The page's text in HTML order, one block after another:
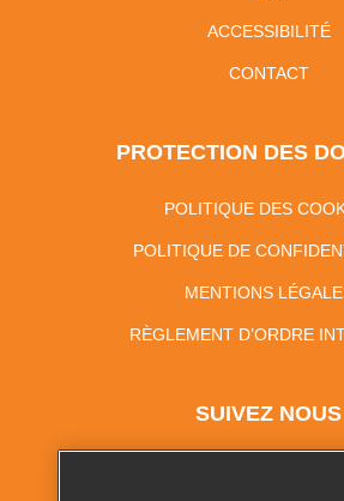
ACCESSIBILITÉ
CONTACT
PROTECTION DES
POLITIQUE DES
POLITIQUE DE
MENTIONS
RÈGLEMENT D’ORDRE
SUIVEZ NOUS